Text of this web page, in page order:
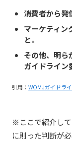
消費者から発
マーケティン
と。
その他、明ら
ガイドライン
引用： WOMJガイドラ
※ここで紹介し
に則った判断が